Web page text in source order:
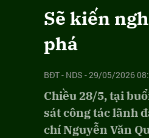
Sẽ kiến
phá
BĐT - NDS - 29/05/2026
Chiều 28/5, tại
sát công tác lãnh
chí Nguyễn Văn